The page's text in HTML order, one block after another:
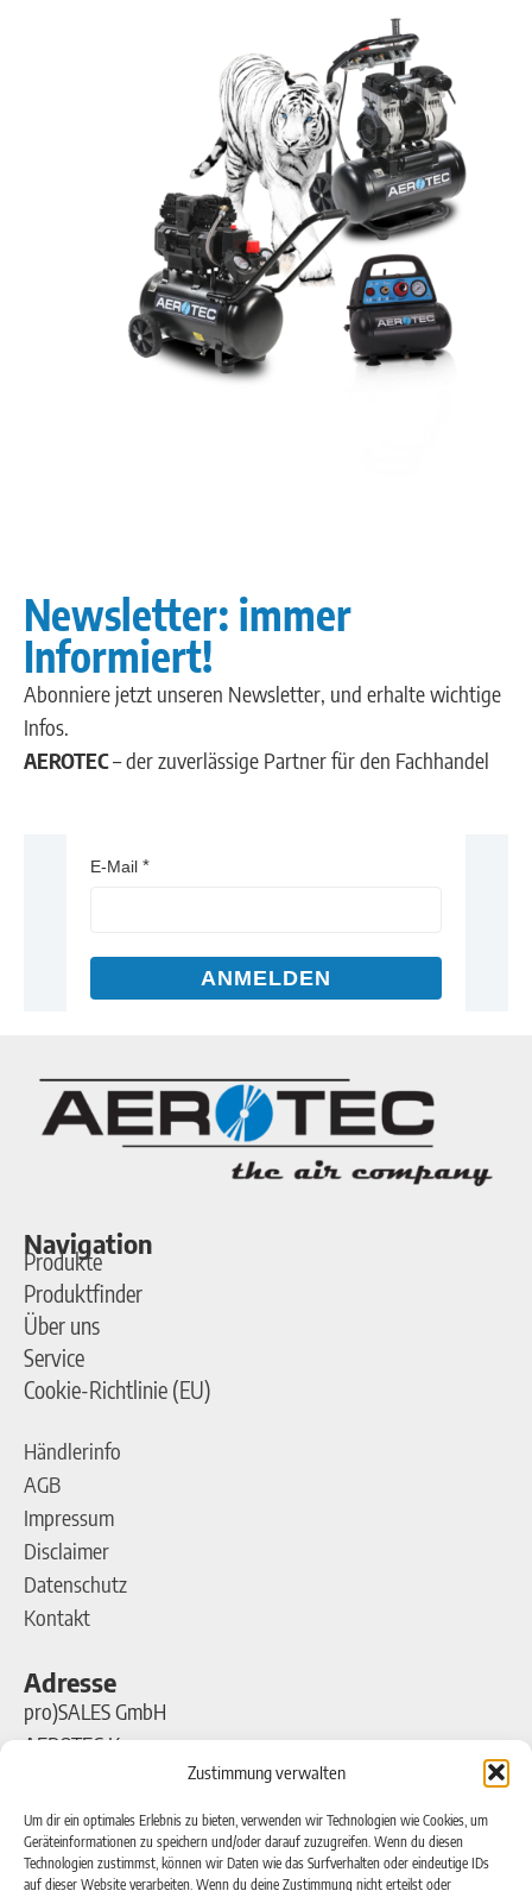
Zustimmung verwalten
Um dir ein optimales Erlebnis zu bieten, verwenden wir Technologien wie Cookies, um
Geräteinformationen zu speichern und/oder darauf zuzugreifen. Wenn du diesen
Technologien zustimmst, können wir Daten wie das Surfverhalten oder eindeutige IDs
auf dieser Website verarbeiten. Wenn du deine Zustimmung nicht erteilst oder
Newsletter: immer
Informiert!
Abonniere jetzt unseren Newsletter, und erhalte wichtige
Infos.
AEROTEC– der zuverlässige Partner für den Fachhandel
E-Mail
ANMELDEN
Navigation
Produkte
Produktfinder
Über uns
Service
Cookie-Richtlinie (EU)
Händlerinfo
AGB
Impressum
Disclaimer
Datenschutz
Kontakt
Adresse
pro)SALES GmbH
AEROTEC Kompressoren
Ferdinand-Porsche-Straße 16
63500 Seligenstadt